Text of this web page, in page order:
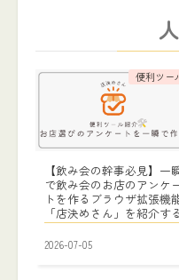
便利ツー
【飲み会の幹事必見】一
で飲み会のお店のアンケ
トを作るブラウザ拡張機
「店決めさん」を紹介する
2026-07-05